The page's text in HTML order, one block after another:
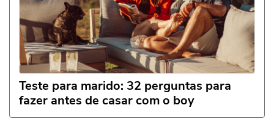
Teste para marido: 32 perguntas para
fazer antes de casar com o boy